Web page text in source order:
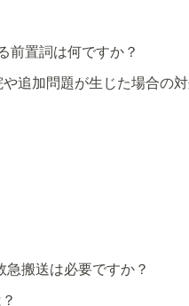
置詞は何ですか？
追加問題が生じた場合の
搬送は必要ですか？